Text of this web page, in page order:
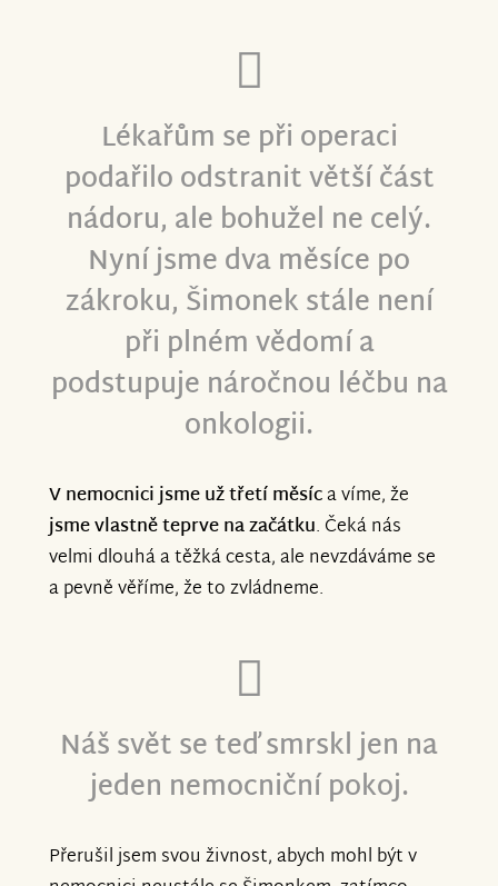
Lékařům se při operaci
podařilo odstranit větší část
nádoru, ale bohužel ne celý.
Nyní jsme dva měsíce po
zákroku, Šimonek stále není
při plném vědomí a
podstupuje náročnou léčbu na
onkologii.
V nemocnici jsme už třetí měsíca víme, že
jsme vlastně teprve na začátku. Čeká nás
velmi dlouhá a těžká cesta, ale nevzdáváme se
a pevně věříme, že to zvládneme.
Náš svět se teď smrskl jen na
jeden nemocniční pokoj.
Přerušil jsem svou živnost, abych mohl být v